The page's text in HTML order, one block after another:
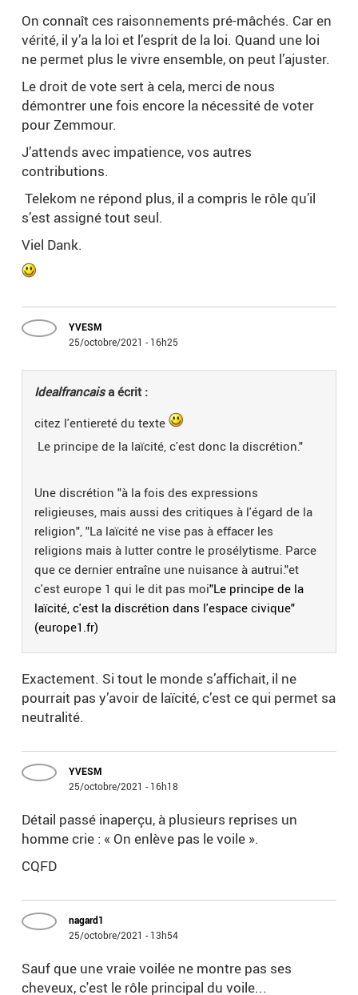
On connaît ces raisonnements pré-mâchés. Car en
vérité, il y’a la loi et l’esprit de la loi. Quand une loi
ne permet plus le vivre ensemble, on peut l’ajuster.
Le droit de vote sert à cela, merci de nous
démontrer une fois encore la nécessité de voter
pour Zemmour.
J’attends avec impatience, vos autres
contributions.
Telekom ne répond plus, il a compris le rôle qu’il
s’est assigné tout seul.
Viel Dank.
YVESM
25/octobre/2021 - 16h25
Idealfrancaisa écrit :
citez l'entiereté du texte
Le principe de la laïcité, c'est donc la discrétion."
Une discrétion "à la fois des expressions
religieuses, mais aussi des critiques à l'égard de la
religion", "La laïcité ne vise pas à effacer les
religions mais à lutter contre le prosélytisme. Parce
que ce dernier entraîne une nuisance à autrui."et
c'est europe 1 qui le dit pas moi"Le principe de la
laïcité, c'est la discrétion dans l'espace civique"
(europe1.fr)
Exactement. Si tout le monde s’affichait, il ne
pourrait pas y’avoir de laïcité, c’est ce qui permet sa
neutralité.
YVESM
25/octobre/2021 - 16h18
Détail passé inaperçu, à plusieurs reprises un
homme crie : « On enlève pas le voile ».
CQFD
nagard1
25/octobre/2021 - 13h54
Sauf que une vraie voilée ne montre pas ses
cheveux, c'est le rôle principal du voile...